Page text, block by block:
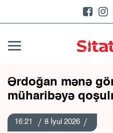
Ərdoğan mənə
müharibəyə
16:21 8 İyul 2026